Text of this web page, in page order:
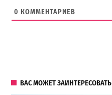
0 КОММЕНТАРИЕВ
ВАС МОЖЕТ ЗАИНТЕРЕСОВАТЬ